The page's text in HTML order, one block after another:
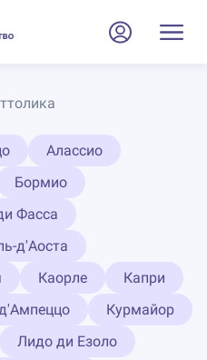
Алассио
Бормио
Фасса
д'Аоста
Каорле
Капри
Курмайор
Лидо ди Езоло